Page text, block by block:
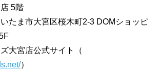
5階
たま市大宮区桜木町2-3 DOMショッピ
大宮店公式サイト（
）